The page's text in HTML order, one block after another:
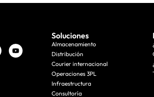
Soluciones
Almacenamiento
Distribución
Courier internacional
Operaciones 3PL
Infraestructura
Consultoría